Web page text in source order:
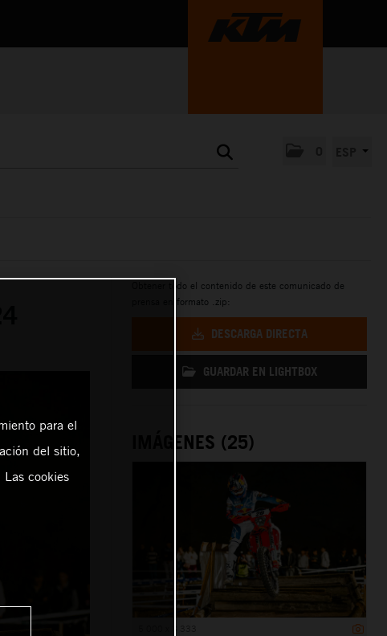
Obtener todo el contenido de este comunicado de
prensa en formato .zip:
DESCARGA DIRECTA
GUARDAR EN LIGHTBOX
IMÁGENES (25)
para el
del sitio,
cookies